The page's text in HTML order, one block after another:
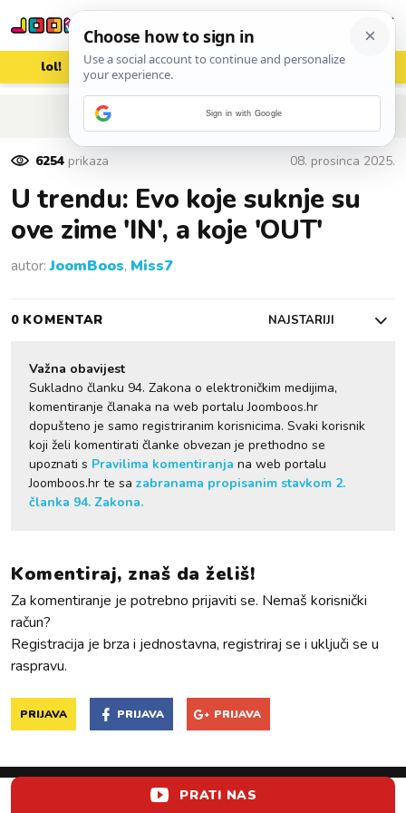
lol! aww vrh! woot?!
POVRATAK NA ČLANAK
6254 prikaza 08. prosinca 2025.
U trendu: Evo koje suknje su
ove zime 'IN', a koje 'OUT'
autor:JoomBoos, Miss7
0 KOMENTAR NAJSTARIJI
Važna obavijest
Sukladno članku 94. Zakona o elektroničkim medijima,
komentiranje članaka na web portalu Joomboos.hr
dopušteno je samo registriranim korisnicima. Svaki korisnik
koji želi komentirati članke obvezan je prethodno se
upoznati s Pravilima komentiranja na web portalu
Joomboos.hr te sa zabranama propisanim stavkom 2.
članka 94. Zakona.
Komentiraj, znaš da želiš!
Za komentiranje je potrebno prijaviti se. Nemaš korisnički
račun?
Registracija je brza i jednostavna, registriraj se i uključi se u
raspravu.
PRIJAVA PRIJAVA PRIJAVA
PRATI NAS
Sign in with Google